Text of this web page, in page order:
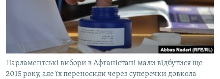
ВІДЕОУРОКИ «ELIFBE»
СВІДЧЕННЯ ОКУПАЦІЇ
УКРАЇНСЬКА ПРОБЛЕМА КРИМУ
ІНФОГРАФІКА
ДОЛУЧАЙСЯ!
Парламентські вибори в Афганістані мали відбутися ще
2015 року, але їх переносили через суперечки довкола